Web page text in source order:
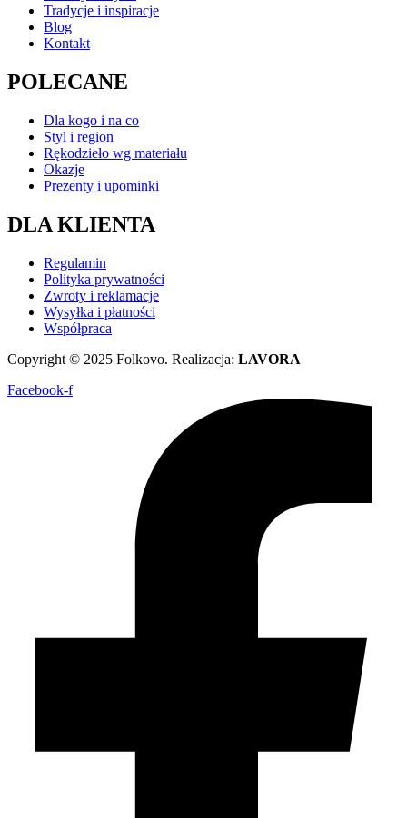
Tradycje i inspiracje
Blog
Kontakt
POLECANE
Dla kogo i na co
Styl i region
Rękodzieło wg materiału
Okazje
Prezenty i upominki
DLA KLIENTA
Regulamin
Polityka prywatności
Zwroty i reklamacje
Wysyłka i płatności
Współpraca
Copyright © 2025 Folkovo. Realizacja: LAVORA
Facebook-f